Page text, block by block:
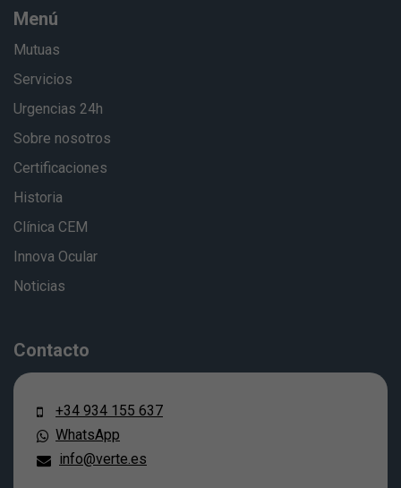
Menú
Mutuas
Servicios
Urgencias 24h
Sobre nosotros
Certificaciones
Historia
Clínica CEM
Innova Ocular
Noticias
Contacto
+34 934 155 637
WhatsApp
info@verte.es